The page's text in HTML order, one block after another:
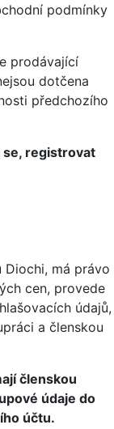
podmínky
prodávající
dotčena
předchozího
registrovat
má právo
cen, provede
údajů,
a členskou
členskou
údaje do
účtu.